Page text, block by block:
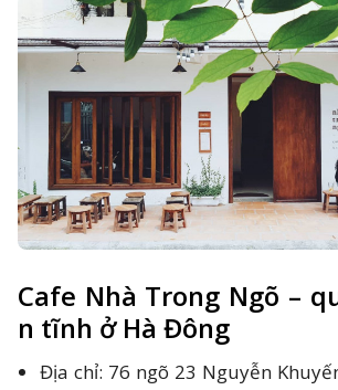
Cafe Nhà Trong Ngõ –
n tĩnh ở Hà Đông
Địa chỉ: 76 ngõ 23 Nguyễn